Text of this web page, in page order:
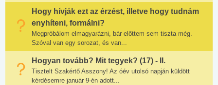
Hogy hívják ezt az érzést, illetve hogy tudnám
enyhíteni, formálni?
Megpróbálom elmagyarázni, bár előttem sem tiszta még.
Szóval van egy sorozat, és van...
Hogyan tovább? Mit tegyek? (17) - II.
Tisztelt Szakértő Asszony! Az óév utolsó napján küldött
kérdésemre január 9-én adott...